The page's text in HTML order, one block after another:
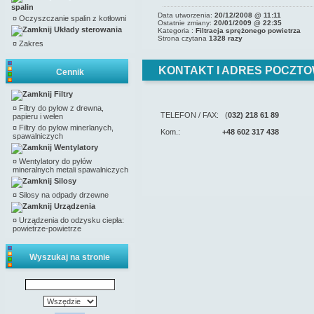
spalin
¤ Oczyszczanie spalin z kotłowni
Układy sterowania
¤ Zakres
Cennik
Filtry
¤ Filtry do pyłow z drewna,
papieru i wełen
¤ Filtry do pyłow minerlanych,
spawalniczych
Wentylatory
¤ Wentylatory do pyłów
mineralnych metali spawalniczych
Silosy
¤ Silosy na odpady drzewne
Urządzenia
¤ Urządzenia do odzysku ciepła:
powietrze-powietrze
Wyszukaj na stronie
Data utworzenia: 20/12/2008 @ 11:11
Ostatnie zmiany: 20/01/2009 @ 22:35
Kategoria : Filtracja sprężonego powietrza
Strona czytana 1328 razy
KONTAKT I ADRES
TELEFON / FAX: (032) 218 61 89
Kom.: +48 602 317 438